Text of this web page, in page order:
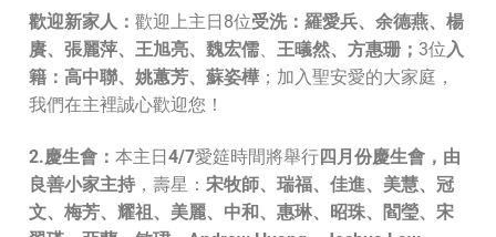
歡迎新家人： 歡迎上主日8位受洗：羅愛兵、余德燕、楊
賡、張麗萍、王旭亮、魏宏儒
王㬢然、方惠珊 ； 3位 入
籍：高中聯、姚蕙芳、蘇姿樺 ；加入聖安愛的大家庭，
我們在主裡誠心歡迎您！
2.慶生會： 本主日 4/7愛筵時間將舉行四月份慶生會，由
良善小家主持 ，壽星： 宋牧師、瑞福、佳進、美慧、冠
文、梅芳、耀祖、美麗、中和、惠琳、昭珠、閻瑩、宋